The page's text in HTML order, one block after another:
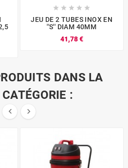
    
JEU DE 2 TUBES INOX EN
''S'' DIAM 40MM
41,78 €
DANS LA
:
 